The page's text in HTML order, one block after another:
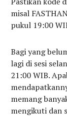
misal
pukul 19:00
Bagi yang
lagi di sesi
21:00 WIB.
memang
mengikuti dan